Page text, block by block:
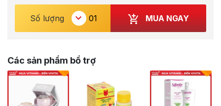
Số lượng MUA NGAY
Các sản phẩm bổ trợ